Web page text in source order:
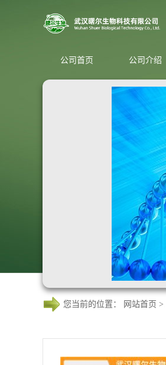
公司首页 公司介绍
您当前的位置： 网站首页 >